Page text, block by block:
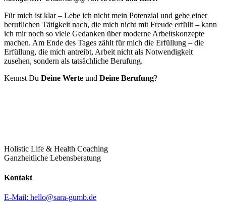
Für mich ist klar – Lebe ich nicht mein Potenzial und gehe einer
beruflichen Tätigkeit nach, die mich nicht mit Freude erfüllt – kann
ich mir noch so viele Gedanken über moderne Arbeitskonzepte
machen. Am Ende des Tages zählt für mich die Erfüllung – die
Erfüllung, die mich antreibt, Arbeit nicht als Notwendigkeit
zusehen, sondern als tatsächliche Berufung.
Kennst Du Deine Werte und Deine Berufung?
Holistic Life & Health Coaching
Ganzheitliche Lebensberatung
Kontakt
E-Mail: hello@sara-gumb.de